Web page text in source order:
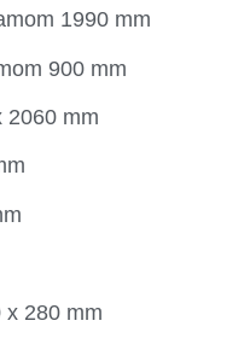
1990 mm
900 mm
2060 mm
x 280 mm